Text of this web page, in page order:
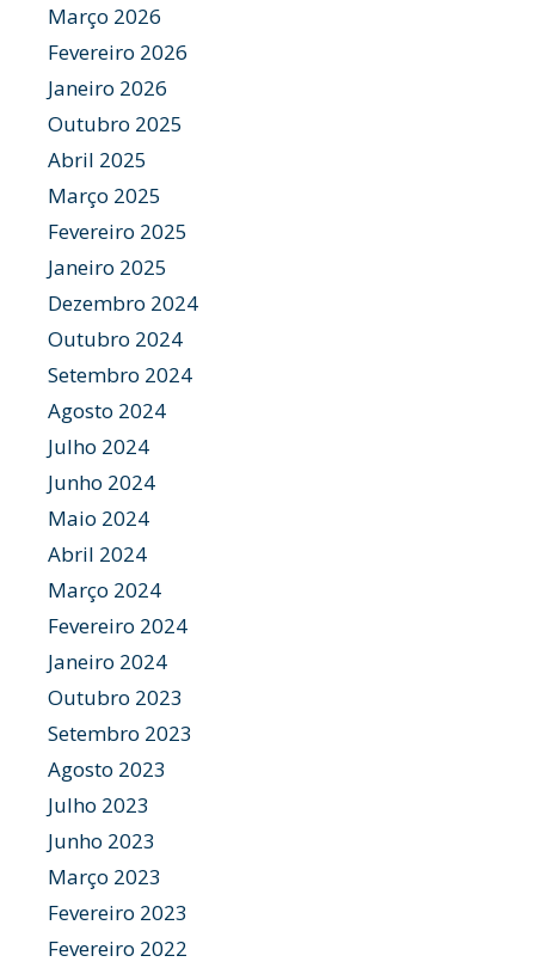
Março 2026
Fevereiro 2026
Janeiro 2026
Outubro 2025
Abril 2025
Março 2025
Fevereiro 2025
Janeiro 2025
Dezembro 2024
Outubro 2024
Setembro 2024
Agosto 2024
Julho 2024
Junho 2024
Maio 2024
Abril 2024
Março 2024
Fevereiro 2024
Janeiro 2024
Outubro 2023
Setembro 2023
Agosto 2023
Julho 2023
Junho 2023
Março 2023
Fevereiro 2023
Fevereiro 2022